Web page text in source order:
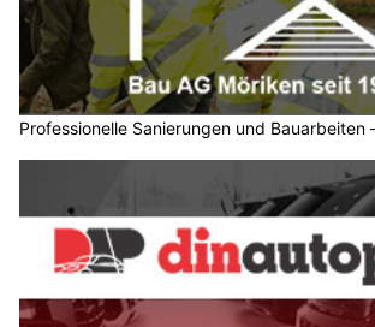
Professionelle Sanierungen und Bauarbeiten